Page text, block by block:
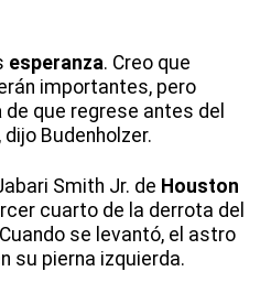
esperanza. Creo que
importantes, pero
de que regrese antes del
dijo Budenholzer.
Smith Jr. de Houston
cuarto de la derrota del
se levantó, el astro
su pierna izquierda.